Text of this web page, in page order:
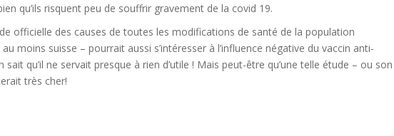
qu’ils risquent peu de souffrir gravement de la covid 19.
officielle des causes de toutes les modifications de santé de la population
moins suisse – pourrait aussi s’intéresser à l’influence négative du vaccin anti-
sait qu’il ne servait presque à rien d’utile ! Mais peut-être qu’une telle étude – ou son
très cher!